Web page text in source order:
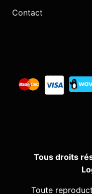
Contact
Tous droits
Toute